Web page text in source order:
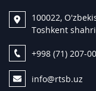
100022,
Toshkent
+998 (71) 207-
info@rtsb.uz